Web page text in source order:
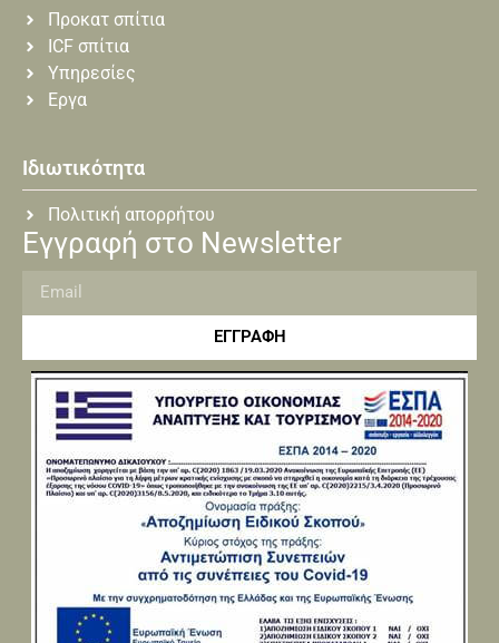
Προκατ σπίτια
ICF σπίτια
Υπηρεσίες
Εργα
Ιδιωτικότητα
Πολιτική απορρήτου
Εγγραφή στο Newsletter
ΕΓΓΡΑΦΗ